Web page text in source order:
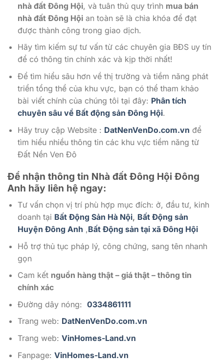
nhà đất Đông Hội, và tuân thủ quy trình mua bán
nhà đất Đông Hộian toàn sẽ là chìa khóa để đạt
được thành công trong giao dịch.
Hãy tìm kiếm sự tư vấn từ các chuyên gia BĐS uy tín
để có thông tin chính xác và kịp thời nhất!
Để tìm hiểu sâu hơn về thị trường và tiềm năng phát
triển tổng thể của khu vực, bạn có thể tham khảo
bài viết chính của chúng tôi tại đây: Phân tích
chuyên sâu về Bất động sản Đông Hội.
Hãy truy cập Website : DatNenVenDo.com.vn để
tìm hiểu nhiều thông tin các khu vực tiềm năng từ
Đất Nền Ven Đô
Để nhận thông tin Nhà đất Đông Hội Đông
Anh hãy liên hệ ngay:
Tư vấn chọn vị trí phù hợp mục đích: ở, đầu tư, kinh
doanh tại Bất Động Sản Hà Nội, Bất Động sản
Huyện Đông Anh ,Bất Động sản tại xã Đông Hội
Hỗ trợ thủ tục pháp lý, công chứng, sang tên nhanh
gọn
Cam kết nguồn hàng thật – giá thật – thông tin
chính xác
Đường dây nóng: 0334861111
Trang web: DatNenVenDo.com.vn
Trang web: VinHomes-Land.vn
Fanpage: VinHomes-Land.vn